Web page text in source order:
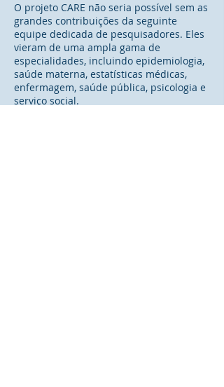
O projeto CARE não seria possível sem as
grandes contribuições da seguinte
equipe dedicada de pesquisadores. Eles
vieram de uma ampla gama de
especialidades, incluindo epidemiologia,
saúde materna, estatísticas médicas,
enfermagem, saúde pública, psicologia e
serviço social.